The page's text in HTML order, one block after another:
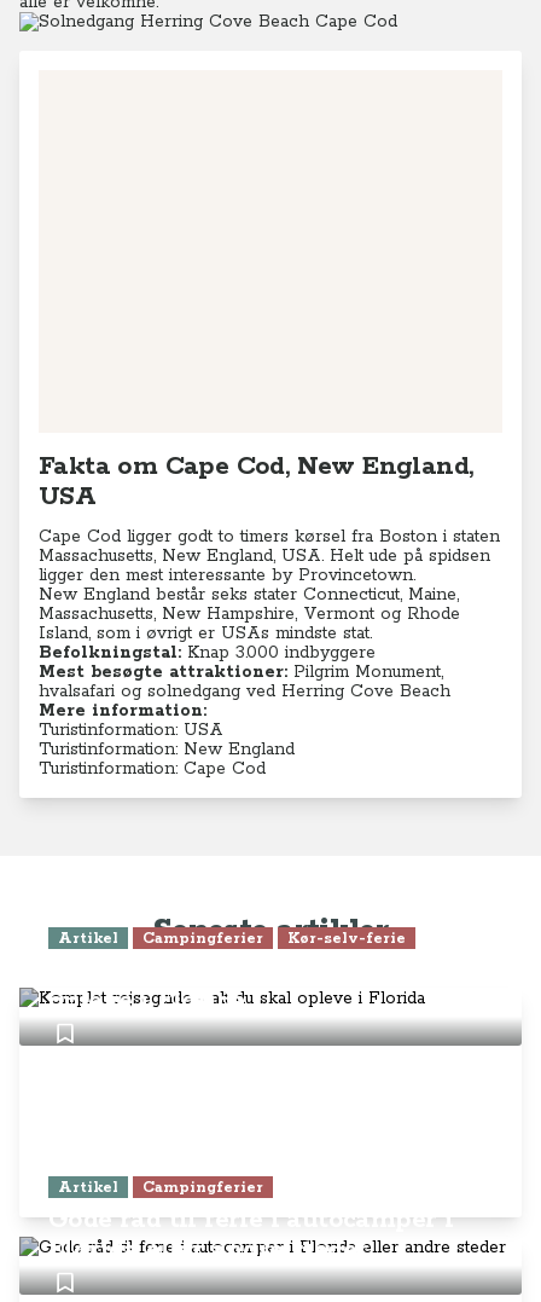
Fakta om Cape Cod, New England,
USA
Cape Cod ligger godt to timers kørsel fra Boston i staten
Massachusetts, New England, USA. Helt ude på spidsen
ligger den mest interessante by Provincetown.
New England består seks stater Connecticut, Maine,
Massachusetts, New Hampshire, Vermont og Rhode
Island, som i øvrigt er USAs mindste stat.
Befolkningstal: Knap 3.000 indbyggere
Mest besøgte attraktioner: Pilgrim Monument,
hvalsafari og solnedgang ved Herring Cove Beach
Mere information:
Turistinformation: USA
Turistinformation: New England
Turistinformation: Cape Cod
Seneste artikler
Artikel Campingferier Kør-selv-ferie
opleve i Florida
Artikel Campingferier
Gode råd til ferie i autocamper i
Florida eller andre steder